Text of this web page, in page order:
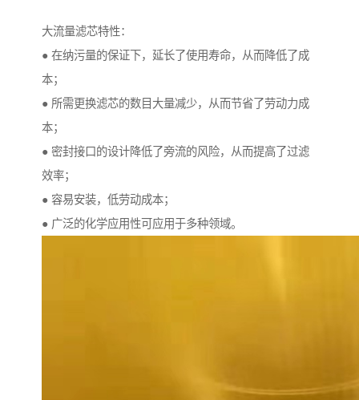
大流量滤芯特性：
● 在纳污量的保证下，延长了使用寿命，从而降低了成
本；
● 所需更换滤芯的数目大量减少，从而节省了劳动力成
本；
● 密封接口的设计降低了旁流的风险，从而提高了过滤
效率；
● 容易安装，低劳动成本；
● 广泛的化学应用性可应用于多种领域。